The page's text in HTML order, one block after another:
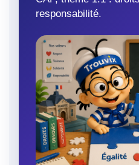
responsabilité.